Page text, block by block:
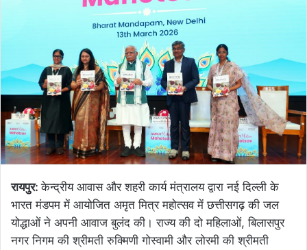
रायपुर:केन्द्रीय आवास और शहरी कार्य मंत्रालय द्वारा नई दिल्ली के
भारत मंडपम में आयोजित अमृत मित्र महोत्सव में छत्तीसगढ़ की जल
योद्धाओं ने अपनी आवाज बुलंद की। राज्य की दो महिलाओं, बिलासपुर
नगर निगम की श्रीमती रुक्मिणी गोस्वामी और लोरमी की श्रीमती